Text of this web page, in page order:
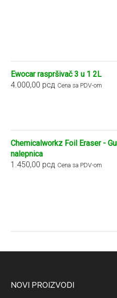
Ewocar raspršivač 3 u 1 2L
4.000,00 рсд Cena sa PDV-om
Chemicalworkz Foil Eraser -
nalepnica
1.450,00 рсд Cena sa PDV-om
Footer
NOVI PROIZVODI